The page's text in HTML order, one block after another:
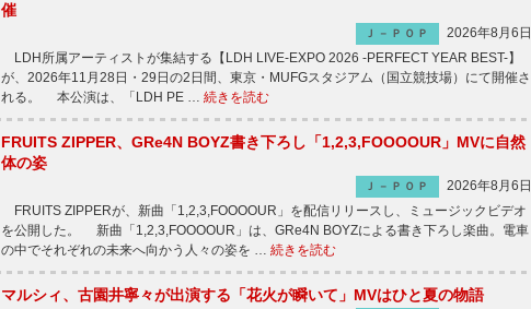
催
Ｊ－ＰＯＰ
2026年8月6日
LDH所属アーティストが集結する【LDH LIVE-EXPO 2026 -PERFECT YEAR BEST-】
が、2026年11月28日・29日の2日間、東京・MUFGスタジアム（国立競技場）にて開催さ
れる。 本公演は、「LDH PE … 続きを読む
FRUITS ZIPPER、GRe4N BOYZ書き下ろし「1,2,3,FOOOOUR」MVに自然
体の姿
Ｊ－ＰＯＰ
2026年8月6日
FRUITS ZIPPERが、新曲「1,2,3,FOOOOUR」を配信リリースし、ミュージックビデオ
を公開した。 新曲「1,2,3,FOOOOUR」は、GRe4N BOYZによる書き下ろし楽曲。電車
の中でそれぞれの未来へ向かう人々の姿を … 続きを読む
マルシィ、古園井寧々が出演する「花火が瞬いて」MVはひと夏の物語